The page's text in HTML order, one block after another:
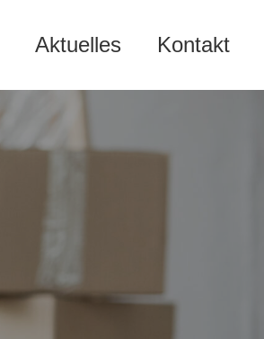
Aktuelles Kontakt